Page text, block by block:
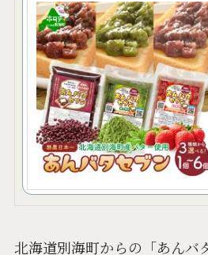
北海道別海町からの「あんバ